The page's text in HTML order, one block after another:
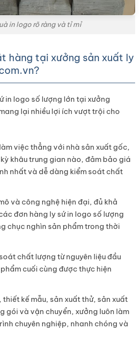
in logo rõ ràng và tỉ mỉ
hàng tại xưởng sản xuất ly
in logo số lượng lớn tại xưởng
lại nhiều lợi ích vượt trội cho
việc thẳng với nhà sản xuất gốc,
khâu trung gian nào, đảm bảo giá
nhất và dễ dàng kiểm soát chất
và công nghệ hiện đại, đủ khả
đơn hàng ly sứ in logo số lượng
chục nghìn sản phẩm trong thời
chất lượng từ nguyên liệu đầu
cuối cùng được thực hiện
thiết kế mẫu, sản xuất thử, sản xuất
gói và vận chuyển, xưởng luôn làm
chuyên nghiệp, nhanh chóng và